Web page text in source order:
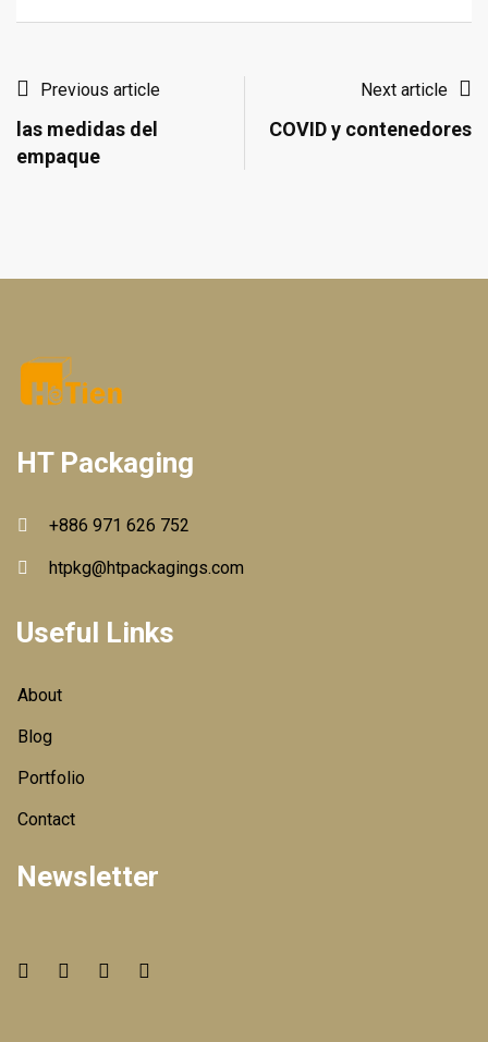
Previous article
las medidas del
empaque
Next article
COVID y contenedores
HT Packaging
+886 971 626 752
htpkg@htpackagings.com
Useful Links
About
Blog
Portfolio
Contact
Newsletter